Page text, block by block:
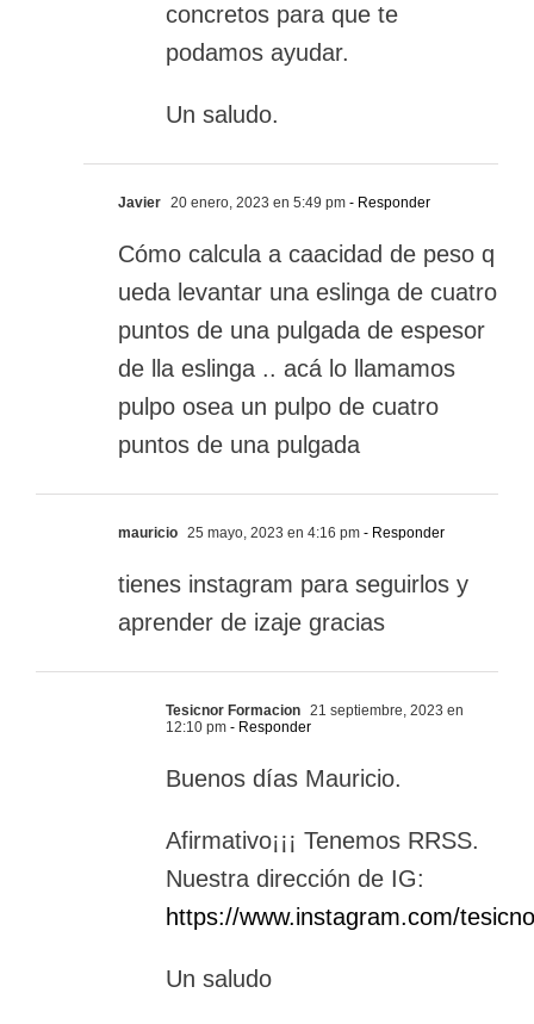
concretos para que te
podamos ayudar.
Un saludo.
Javier 20 enero, 2023 en 5:49 pm - Responder
Cómo calcula a caacidad de peso q
ueda levantar una eslinga de cuatro
puntos de una pulgada de espesor
de lla eslinga .. acá lo llamamos
pulpo osea un pulpo de cuatro
puntos de una pulgada
mauricio 25 mayo, 2023 en 4:16 pm - Responder
tienes instagram para seguirlos y
aprender de izaje gracias
Tesicnor Formacion 21 septiembre, 2023 en
12:10 pm - Responder
Buenos días Mauricio.
Afirmativo¡¡¡ Tenemos RRSS.
Nuestra dirección de IG:
https://www.instagram.com/
Un saludo